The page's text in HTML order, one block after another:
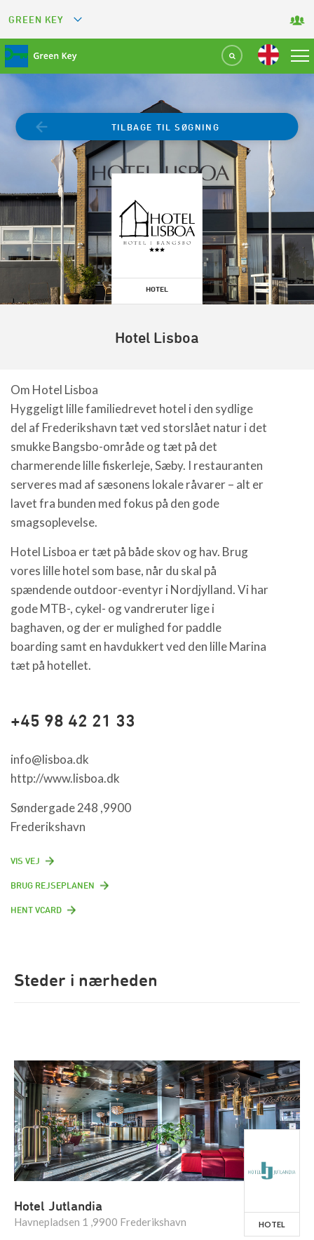
GREEN KEY
GREEN RESTAURANT
GREEN SPORT FACILITY
GREEN TOURISM ORGANIZATION
GREEN CAMPING
GREEN ATTRACTION
HOTEL
TILBAGE TIL SØGNING
Hotel Lisboa
Om Hotel Lisboa
Hyggeligt lille familiedrevet hotel i den sydlige
del af Frederikshavn tæt ved storslået natur i det
smukke Bangsbo-område og tæt på det
charmerende lille fiskerleje, Sæby. I restauranten
serveres mad af sæsonens lokale råvarer – alt er
lavet fra bunden med fokus på den gode
smagsoplevelse.
Hotel Lisboa er tæt på både skov og hav. Brug
vores lille hotel som base, når du skal på
spændende outdoor-eventyr i Nordjylland. Vi har
gode MTB-, cykel- og vandreruter lige i
baghaven, og der er mulighed for paddle
boarding samt en havdukkert ved den lille Marina
tæt på hotellet.
+45 98 42 21 33
info@lisboa.dk
http://www.lisboa.dk
Søndergade 248 ,9900
Frederikshavn
VIS VEJ
BRUG REJSEPLANEN
HENT VCARD
Steder i nærheden
Hotel Jutlandia
Havnepladsen 1 ,9900 Frederikshavn HOTEL